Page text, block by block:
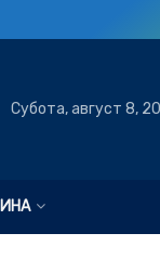
Субота, август 8,